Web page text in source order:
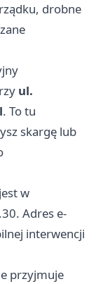
drobne
ul.
. To tu
skargę lub
w
Adres e-
interwencji
przyjmuje